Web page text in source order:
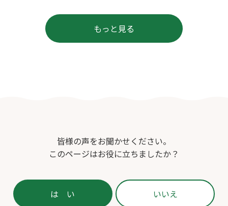
もっと見る
皆様の声をお聞かせください。
このページはお役に立ちましたか？